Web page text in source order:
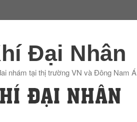
Đại Nhân
nhám tại thị trường VN và Đông Nam Á